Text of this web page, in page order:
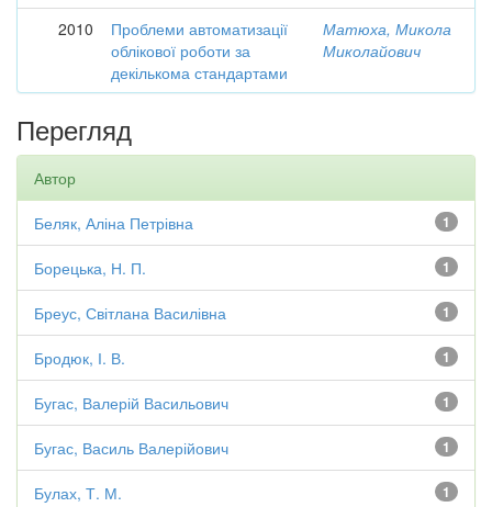
2010
Проблеми автоматизації
облікової роботи за
декількома стандартами
Матюха, Микола
Миколайович
Перегляд
Автор
1
Беляк, Аліна Петрівна
1
Борецька, Н. П.
1
Бреус, Світлана Василівна
1
Бродюк, І. В.
1
Бугас, Валерій Васильович
1
Бугас, Василь Валерійович
1
Булах, Т. М.